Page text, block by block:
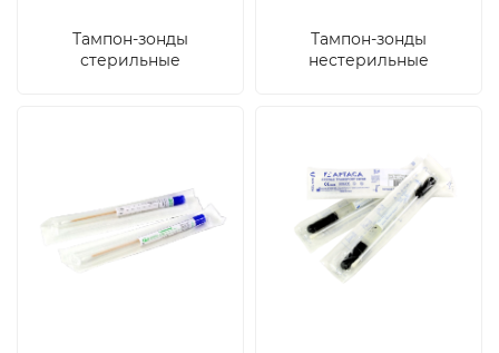
Тампон-зонды
стерильные
Тампон-зонды
нестерильные